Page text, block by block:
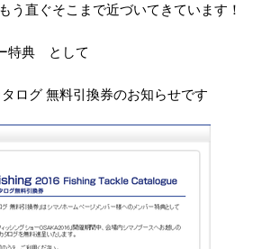
う直ぐそこまで近づいてきています！
特典 として
ログ 無料引換券のお知らせです